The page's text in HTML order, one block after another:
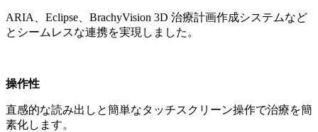
ARIA、Eclipse、BrachyVision 3D 治療計画作成システムなど
とシームレスな連携を実現しました。
操作性
直感的な読み出しと簡単なタッチスクリーン操作で治療を簡
素化します。